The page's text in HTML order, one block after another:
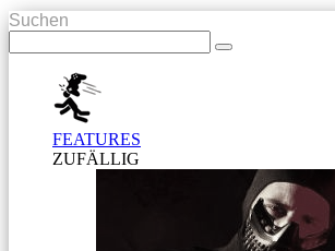
Suchen
FEATURES
ZUFÄLLIG